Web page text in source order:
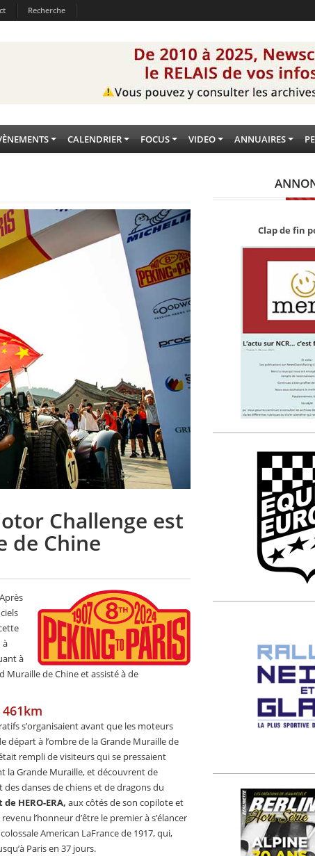
Recherche
CALENDRIER FOCUS VIDEO ANNUAIRES
Challenge est
de Chine
à
à
Muraille de Chine et assisté à de
s’organisaient avant que les moteurs
départ à l’ombre de la Grande Muraille de
rempli de visiteurs qui se pressaient
la Grande Muraille, et découvrent de
danses de chiens et de dragons du
HERO-ERA, aux côtés de son copilote et
l’honneur d’être le premier à s’élancer
American LaFrance de 1917, qui,
Paris en 37 jours.
Clap de fin